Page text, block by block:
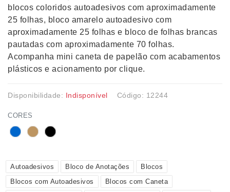
blocos coloridos autoadesivos com aproximadamente
25 folhas, bloco amarelo autoadesivo com
aproximadamente 25 folhas e bloco de folhas brancas
pautadas com aproximadamente 70 folhas.
Acompanha mini caneta de papelão com acabamentos
plásticos e acionamento por clique.
Disponibilidade: Indisponível Código: 12244
CORES
Autoadesivos Bloco de Anotações
Blocos
Blocos com Autoadesivos
Blocos com Caneta